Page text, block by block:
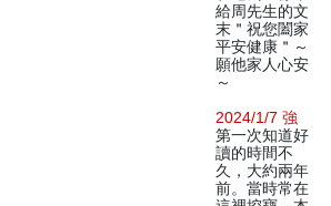
給周先生的文
末＂祝您闔家
平安健康＂～
願他家人心安
～
2024/1/7 強
第一次知道好
讀的時間不
久，大約兩年
前。當時常在